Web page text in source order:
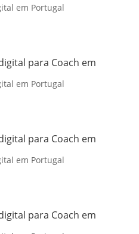
em Portugal
para Coach em
em Portugal
para Coach em
em Portugal
para Coach em